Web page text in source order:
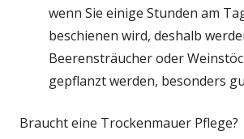
wenn Sie einige Stunden am
beschienen wird, deshalb
Beerensträucher oder
gepflanzt werden, besonders
Braucht eine Trockenmauer Pflege?